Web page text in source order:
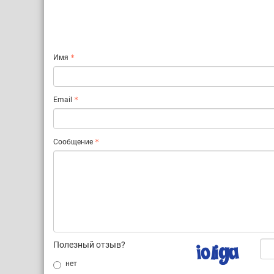
Имя
Email
Сообщение
Полезный отзыв?
нет